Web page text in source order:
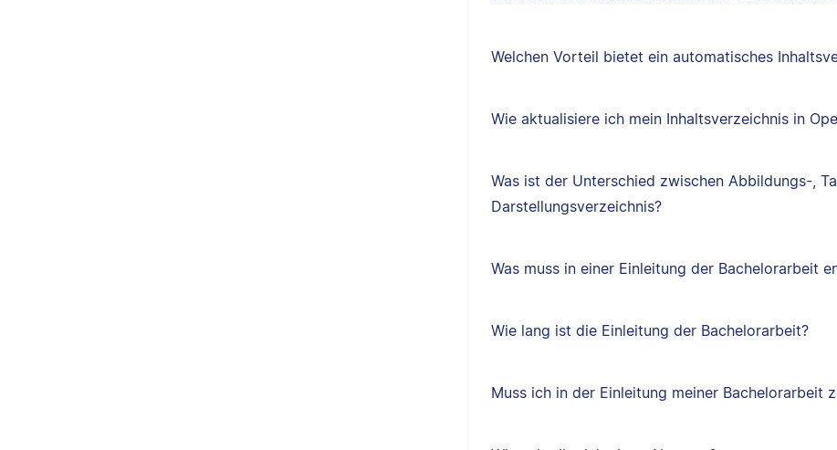
Welchen Vorteil bietet ein automatisches
Wie aktualisiere ich mein Inhaltsverzeichnis in
Was ist der Unterschied zwischen Abbildungs-,
Darstellungsverzeichnis?
Was muss in einer Einleitung der Bachelorarbeit
Wie lang ist die Einleitung der Bachelorarbeit?
Muss ich in der Einleitung meiner Bachelorarbeit